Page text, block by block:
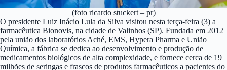
(foto ricardo stuckert – pr)
O presidente Luiz Inácio Lula da Silva visitou nesta terça-feira (3) a
farmacêutica Bionovis, na cidade de Valinhos (SP). Fundada em 2012
pela união dos laboratórios Aché, EMS, Hypera Pharma e União
Química, a fábrica se dedica ao desenvolvimento e produção de
medicamentos biológicos de alta complexidade, e fornece cerca de 19
milhões de seringas e frascos de produtos farmacêuticos a pacientes do